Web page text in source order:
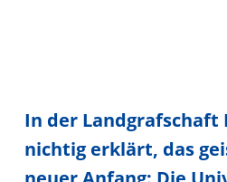
In der Landgrafschaft
nichtig erklärt, das